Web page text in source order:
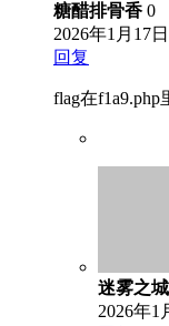
糖醋排骨香 0
2026年1月17日
回复
flag在
迷雾之城
2026年1